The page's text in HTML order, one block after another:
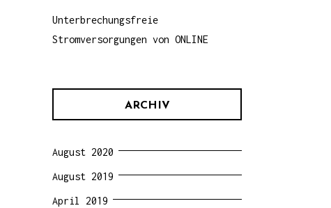
Unterbrechungsfreie
Stromversorgungen von ONLINE
ARCHIV
August 2020
August 2019
April 2019